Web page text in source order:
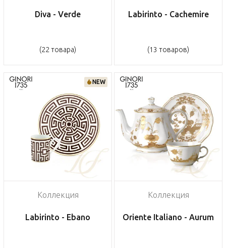
Diva - Verde
(22 товара)
Labirinto - Cachemire
(13 товаров)
NEW
Коллекция
Labirinto - Ebano
Коллекция
Oriente Italiano - Aurum